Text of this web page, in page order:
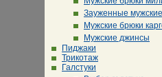
Зауженные
Мужские брюки
Мужские джинсы
Пиджаки
Трикотаж
Галстуки